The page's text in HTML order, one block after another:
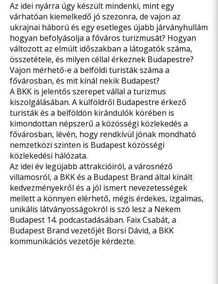
Az idei nyárra úgy készült mindenki, mint egy
várhatóan kiemelkedő jó szezonra, de vajon az
ukrajnai háború és egy esetleges újabb járványhullám
hogyan befolyásolja a főváros turizmusát? Hogyan
változott az elmúlt időszakban a látogatók száma,
összetétele, és milyen céllal érkeznek Budapestre?
Vajon mérhető-e a belföldi turisták száma a
fővárosban, és mit kínál nekik Budapest?
A BKK is jelentős szerepet vállal a turizmus
kiszolgálásában. A külföldről Budapestre érkező
turisták és a belföldön kirándulók körében is
kimondottan népszerű a közösségi közlekedés a
fővárosban, lévén, hogy rendkívül jónak mondható
nemzetközi szinten is Budapest közösségi
közlekedési hálózata.
Az idei év legújabb attrakcióiról, a városnéző
villamosról, a BKK és a Budapest Brand által kínált
kedvezményekről és a jól ismert nevezetességek
mellett a könnyen elérhető, mégis érdekes, izgalmas,
unikális látványosságokról is szó lesz a Nekem
Budapest 14. podcastadásában. Faix Csabát, a
Budapest Brand vezetőjét Borsi Dávid, a BKK
kommunikációs vezetője kérdezte.